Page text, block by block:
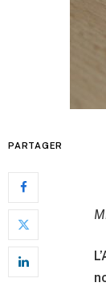
PARTAGER